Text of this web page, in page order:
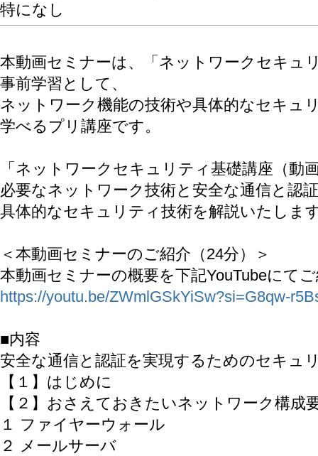
特になし
本動画セミナーは、「ネットワークセキュ
事前学習として、
ネットワーク機能の技術や具体的なセキュ
学べるプリ講座です。
「ネットワークセキュリティ基礎講座（動
必要なネットワーク技術と安全な通信と認
具体的なセキュリティ技術を解説いたしま
＜本動画セミナーのご紹介（24分）＞
本動画セミナーの概要を下記YouTubeにて
https://youtu.be/ZWmlGSkYiSw?si=G8qw-
■内容
安全な通信と認証を実現するためのセキュ
【１】はじめに
【２】おさえておきたいネットワーク構成
１ ファイヤーウォール
２ メールサーバ